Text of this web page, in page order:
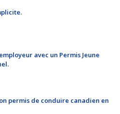
avec un Permis Jeune
permis de conduire canadien en